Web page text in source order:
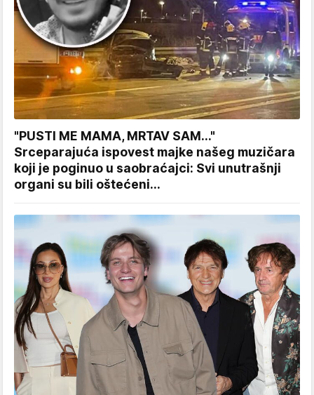
"PUSTI ME MAMA, MRTAV SAM..."
Srceparajuća ispovest majke našeg muzičara
koji je poginuo u saobraćajci: Svi unutrašnji
organi su bili oštećeni...